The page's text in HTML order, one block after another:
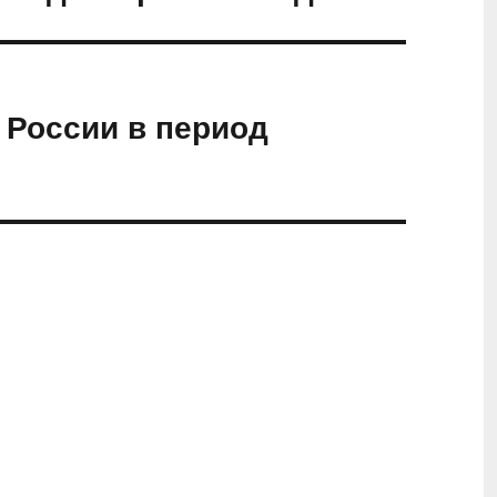
в период